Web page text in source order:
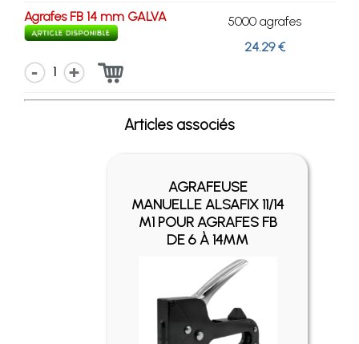
Agrafes FB 14 mm GALVA
5000 agrafes
24.29 €
1
Articles associés
AGRAFEUSE
MANUELLE ALSAFIX 11/14
M1 POUR AGRAFES FB
DE 6 À 14MM